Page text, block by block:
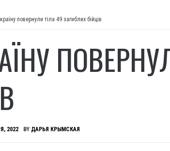
повернули тіла 49 загиблих бійців
2022 BY ДАРЬЯ КРЫМСКАЯ